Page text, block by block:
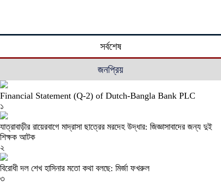
সর্বশেষ
জনপ্রিয়
Financial Statement (Q-2) of Dutch-Bangla Bank PLC
১
যাত্রাবাড়ীর রায়েরবাগে মাদ্রাসা ছাত্রের মরদেহ উদ্ধার: জিজ্ঞাসাবাদের জন্য দুই
শিক্ষক আটক
২
বিরোধী দল শেখ হাসিনার মতো কথা বলছে: মির্জা ফখরুল
৩